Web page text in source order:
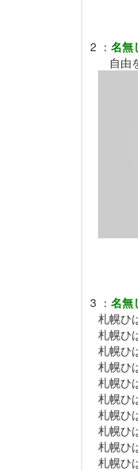
2 ： 名無
自由
3 ： 名無
札幌ひ
札幌ひ
札幌ひ
札幌ひ
札幌ひ
札幌ひ
札幌ひ
札幌ひ
札幌ひ
札幌ひ